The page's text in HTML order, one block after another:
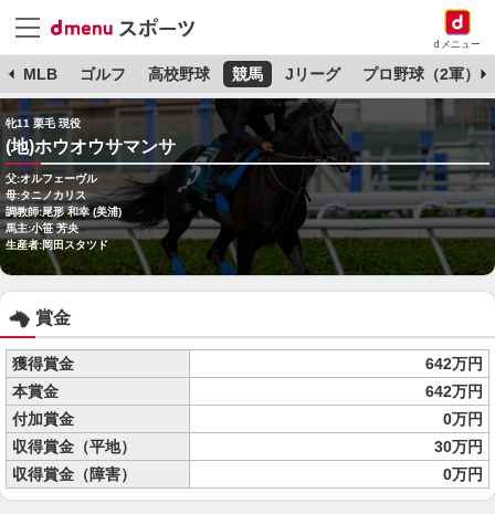
dメニュー
MLB ゴルフ 高校野球 競馬 Jリーグ プロ野球（2軍）
牝11 栗毛 現役
(地)ホウオウサマンサ
父:オルフェーヴル
母:タニノカリス
調教師:尾形 和幸 (美浦)
馬主:小笹 芳央
生産者:岡田スタツド
賞金
獲得賞金
642万円
本賞金
642万円
付加賞金
0万円
収得賞金（平地）
30万円
収得賞金（障害）
0万円